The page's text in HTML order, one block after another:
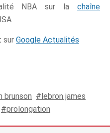
NBA sur la chaîne
sur Google Actualités
brunson
lebron james
prolongation